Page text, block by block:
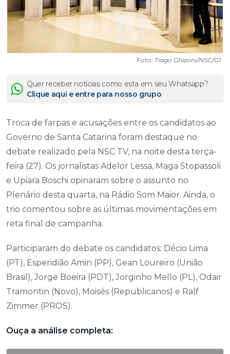
Foto: Tiago Ghizoni/NSC/G1
Quer receber notícias como esta em seu Whatsapp?
Clique aqui e entre para nosso grupo
Troca de farpas e acusações entre os candidatos ao
Governo de Santa Catarina foram destaque no
debate realizado pela NSC TV, na noite desta terça-
feira (27). Os jornalistas Adelor Lessa, Maga Stopassoli
e Upiara Boschi opinaram sobre o assunto no
Plenário desta quarta, na Rádio Som Maior. Ainda, o
trio comentou sobre as últimas movimentações em
reta final de campanha.
Participaram do debate os candidatos: Décio Lima
(PT), Esperidião Amin (PP), Gean Loureiro (União
Brasil), Jorge Boeira (PDT), Jorginho Mello (PL), Odair
Tramontin (Novo), Moisés (Republicanos) e Ralf
Zimmer (PROS).
Ouça a análise completa: